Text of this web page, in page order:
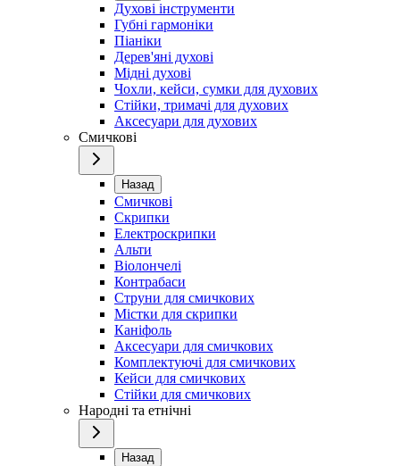
Духові інструменти
Губні гармоніки
Піаніки
Дерев'яні духові
Мідні духові
Чохли, кейси, сумки для духових
Стійки, тримачі для духових
Аксесуари для духових
Смичкові
Назад
Смичкові
Скрипки
Електроскрипки
Альти
Віолончелі
Контрабаси
Струни для смичкових
Містки для скрипки
Каніфоль
Аксесуари для смичкових
Комплектуючі для смичкових
Кейси для смичкових
Стійки для смичкових
Народні та етнічні
Назад